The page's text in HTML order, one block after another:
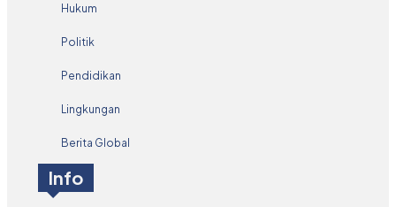
Hukum
Politik
Pendidikan
Lingkungan
Berita Global
Info